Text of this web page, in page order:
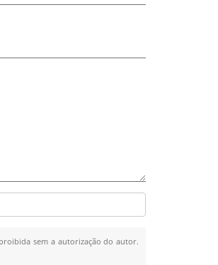
sem a autorização do autor.